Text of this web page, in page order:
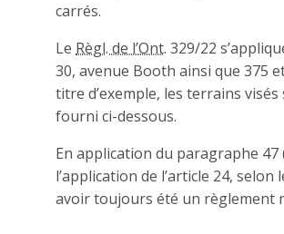
carrés.
Le Règl. de l’Ont. 329/22
30, avenue Booth ainsi que 375
titre d’exemple, les terrains
fourni ci-dessous.
En application du paragraphe 47
l’application de l’article 24,
avoir toujours été un règlement